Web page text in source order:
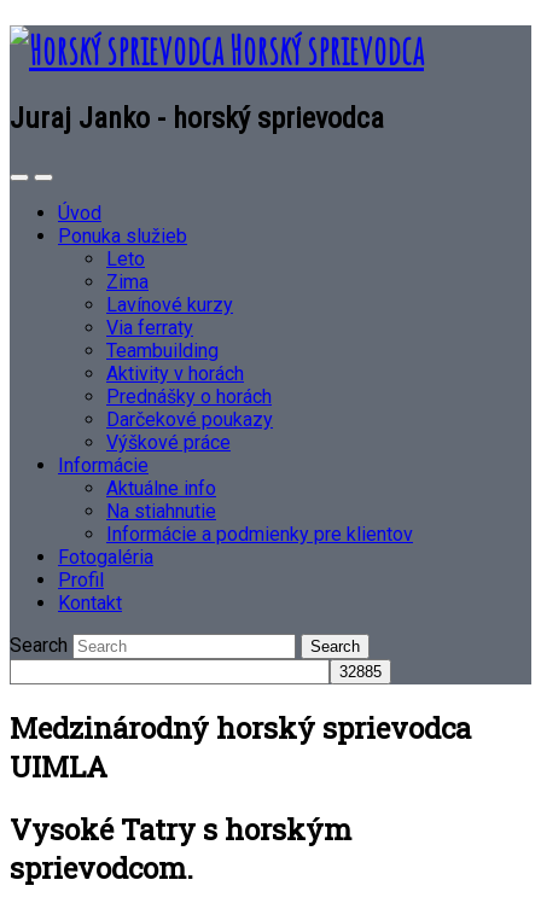
Horský sprievodca
Juraj Janko - horský sprievodca
Úvod
Ponuka služieb
Leto
Zima
Lavínové kurzy
Via ferraty
Teambuilding
Aktivity v horách
Prednášky o horách
Darčekové poukazy
Výškové práce
Informácie
Aktuálne info
Na stiahnutie
Informácie a podmienky pre klientov
Fotogaléria
Profil
Kontakt
Search
Medzinárodný horský sprievodca
UIMLA
Vysoké Tatry s horským
sprievodcom.